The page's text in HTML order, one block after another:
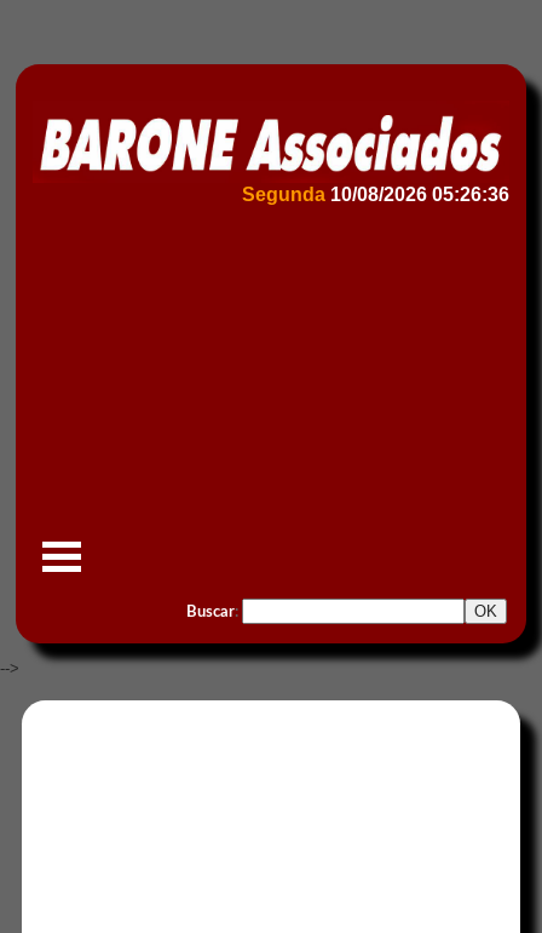
Segunda 10/08/2026 05:26:36
Buscar:
-->